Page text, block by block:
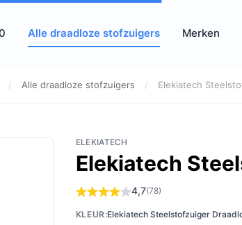
Alle draadloze stofzuigers Merken
/ Alle draadloze stofzuigers / Elekiatech
ELEKIATECH
Elekiatech
4,7(78)
KLEUR:Elekiatech Steelstofzuiger